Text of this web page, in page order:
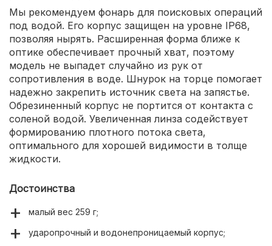
Мы рекомендуем фонарь для поисковых операций
под водой. Его корпус защищен на уровне IP68,
позволяя нырять. Расширенная форма ближе к
оптике обеспечивает прочный хват, поэтому
модель не выпадет случайно из рук от
сопротивления в воде. Шнурок на торце помогает
надежно закрепить источник света на запястье.
Обрезиненный корпус не портится от контакта с
соленой водой. Увеличенная линза содействует
формированию плотного потока света,
оптимального для хорошей видимости в толще
жидкости.
Достоинства
малый вес 259 г;
ударопрочный и водонепроницаемый корпус;